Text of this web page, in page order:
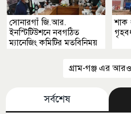
সোনারগাঁ জি.আর.
ইনস্টিটিউশনে নবগঠিত
ম্যানেজিং কমিটির মতবিনিময়
শাক
গ্রাম-গঞ্জ এর
সর্বশেষ